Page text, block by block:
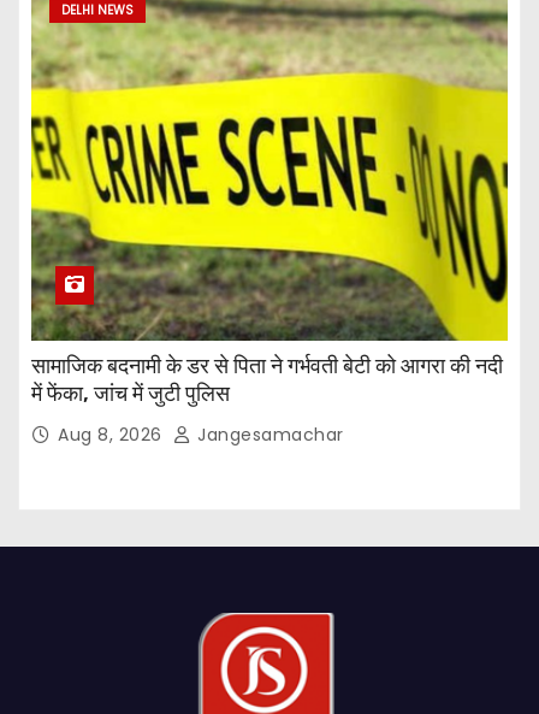
DELHI NEWS
सामाजिक बदनामी के डर से पिता ने गर्भवती बेटी को आगरा की नदी
में फेंका, जांच में जुटी पुलिस
Aug 8, 2026 Jangesamachar